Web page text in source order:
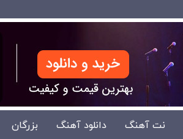
نت آهنگ دانلود آهنگ بزرگان